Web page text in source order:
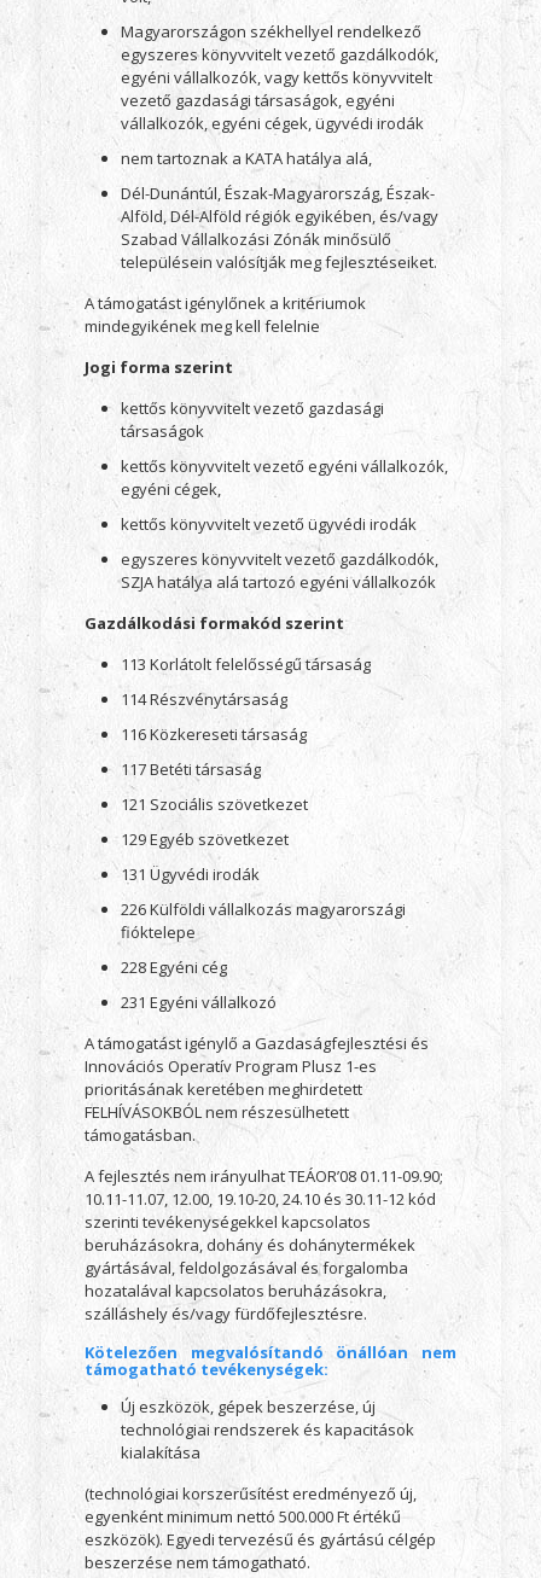
Magyarországon székhellyel rendelkező
egyszeres könyvvitelt vezető gazdálkodók,
egyéni vállalkozók, vagy kettős könyvvitelt
vezető gazdasági társaságok, egyéni
vállalkozók, egyéni cégek, ügyvédi irodák
nem tartoznak a KATA hatálya alá,
Dél-Dunántúl, Észak-Magyarország, Észak-
Alföld, Dél-Alföld régiók egyikében, és/vagy
Szabad Vállalkozási Zónák minősülő
településein valósítják meg fejlesztéseiket.
A támogatást igénylőnek a kritériumok
mindegyikének meg kell felelnie
Jogi forma szerint
kettős könyvvitelt vezető gazdasági
társaságok
kettős könyvvitelt vezető egyéni vállalkozók,
egyéni cégek,
kettős könyvvitelt vezető ügyvédi irodák
egyszeres könyvvitelt vezető gazdálkodók,
SZJA hatálya alá tartozó egyéni vállalkozók
Gazdálkodási formakód szerint
113 Korlátolt felelősségű társaság
114 Részvénytársaság
116 Közkereseti társaság
117 Betéti társaság
121 Szociális szövetkezet
129 Egyéb szövetkezet
131 Ügyvédi irodák
226 Külföldi vállalkozás magyarországi
fióktelepe
228 Egyéni cég
231 Egyéni vállalkozó
A támogatást igénylő a Gazdaságfejlesztési és
Innovációs Operatív Program Plusz 1-es
prioritásának keretében meghirdetett
FELHÍVÁSOKBÓL nem részesülhetett
támogatásban.
A fejlesztés nem irányulhat TEÁOR’08 01.11-09.90;
10.11-11.07, 12.00, 19.10-20, 24.10 és 30.11-12 kód
szerinti tevékenységekkel kapcsolatos
beruházásokra, dohány és dohánytermékek
gyártásával, feldolgozásával és forgalomba
hozatalával kapcsolatos beruházásokra,
szálláshely és/vagy fürdőfejlesztésre.
Kötelezően megvalósítandó önállóan nem
támogatható tevékenységek:
Új eszközök, gépek beszerzése, új
technológiai rendszerek és kapacitások
kialakítása
(technológiai korszerűsítést eredményező új,
egyenként minimum nettó 500.000 Ft értékű
eszközök). Egyedi tervezésű és gyártású célgép
beszerzése nem támogatható.